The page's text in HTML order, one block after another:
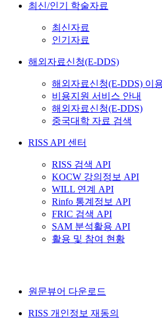
최신/인기 학술자료
최신자료
인기자료
해외자료신청(E-DDS)
해외자료신청(E-DDS) 이
비용지원 서비스 안내
해외자료신청(E-DDS)
중국대학 자료 검색
RISS API 센터
RISS 검색 API
KOCW 강의정보 API
WILL 연계 API
Rinfo 통계정보 API
FRIC 검색 API
SAM 분석활용 API
활용 및 참여 현황
원문뷰어 다운로드
RISS 개인정보 재동의